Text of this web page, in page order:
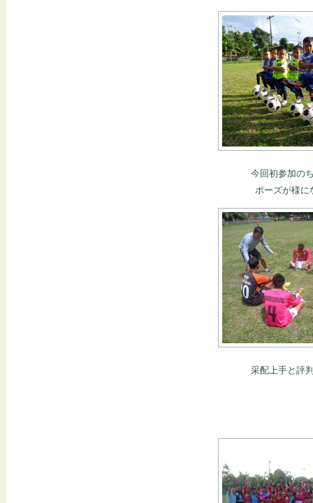
今回初参加の
ポーズが様に
采配上手と評